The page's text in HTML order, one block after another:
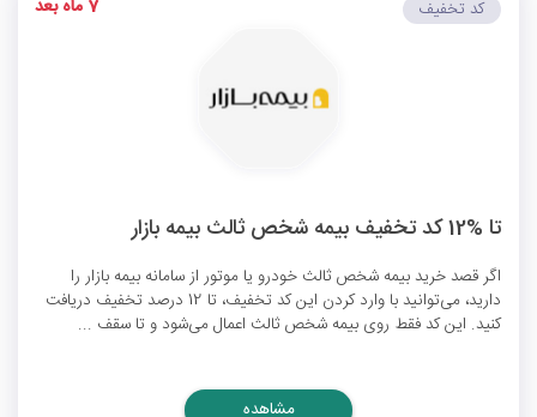
تا %12 کد تخفیف بیمه شخص ثالث بیمه بازار
اگر قصد خرید بیمه شخص ثالث خودرو یا موتور از سامانه بیمه بازار را
دارید، می‌توانید با وارد کردن این کد تخفیف، تا 12 درصد تخفیف دریافت
کنید. این کد فقط روی بیمه شخص ثالث اعمال می‌شود و تا سقف ...
کد تخفیف 7 ماه بعد
مشاهده